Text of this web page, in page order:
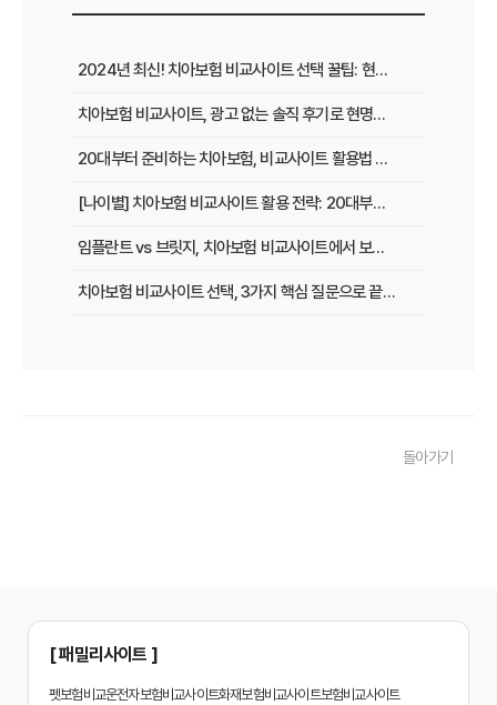
2024년 최신! 치아보험 비교사이트 선택 꿀팁: 현명한 가입 전략 완벽 분석
치아보험 비교사이트, 광고 없는 솔직 후기로 현명하게 선택하는 법
20대부터 준비하는 치아보험, 비교사이트 활용법 A to Z
[나이별] 치아보험 비교사이트 활용 전략: 20대부터 60대까지 맞춤 가이드
임플란트 vs 브릿지, 치아보험 비교사이트에서 보장 범위 꼼꼼하게 확인하는 꿀팁
치아보험 비교사이트 선택, 3가지 핵심 질문으로 끝내기
치아보험 비교사이트 똑똑하게 활용하는 3가지 꿀팁
돌아가기
[ 패밀리사이트 ]
펫보험비교운전자보험비교사이트화재보험비교사이트보험비교사이트